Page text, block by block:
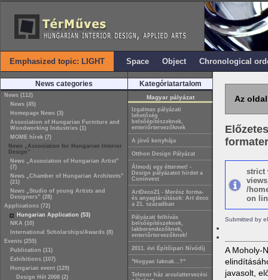
Emphasized topic: LIGHT Space Object Chronological
News categories
News (112)
News (45)
Homepage News (3)
Association of Hungarian Furniture and
Woodworking Industries (1)
MOME hírek (7)
News „Association for Hungarian Interior
Design”
News „Association of Hungarian Artist”
(7)
News „Chamber of Hungarian Architects”
(21)
News „Studio of young Artists and
Designers” (28)
Applications (72)
Hungarian Application (53)
NKA (10)
International Scholarships/Awards (8)
Events (255)
Publication (11)
Exhibitions (107)
Hungarian event (129)
Design Hét 2008 (2)
Kategóriatartalom
Magyar pályázat
Izgalmas pályázati
lehetőség
belsőépítészeknek,
enteriőrtervezőknek
A jövő konyhája
Otthon Design Pályázat
Álmodj egy éttermet! -
Design pályázatot hirdet a
Coninvest
ArtDeco21 - Merész forma-
és anyagtársítások: Art deco
a 21. században
Pályázati felhívás
belsőépítészeknek,
lakberendezőknek,
enteriőrtervezőknek!
2011. évi Építőipari Nívódíj
"Hogyan laknak…?"
Telenor ház arculattervezési
Az
strict
/
on
Submitted by
A Moholy-
javasolt,